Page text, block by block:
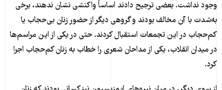
وجود نداشت. بعضی ترجیح دادند اساساً واکنشی نشان ندهند، برخی
به‌شدت با آن مخالف بودند و گروهی دیگر از حضور زنان بی‌حجاب یا
کم‌حجاب در این تجمعات استقبال کردند. حتی در یکی از این مراسم‌ها
در میدان انقلاب، یکی از مداحان شعری را خطاب به زنان کم‌حجاب اجرا
کرد.